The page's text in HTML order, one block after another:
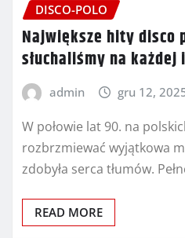
DISCO-POLO
Największe hity disco
słuchaliśmy na każdej
admin gru 12,
W połowie lat 90. na
rozbrzmiewać wyjątkowa
zdobyła serca tłumów.
READ MORE